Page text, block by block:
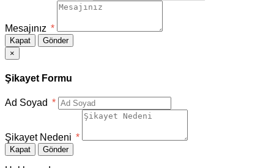
Mesajınız *
Kapat
Gönder
×
Şikayet Formu
Ad Soyad *
Şikayet Nedeni *
Kapat Gönder